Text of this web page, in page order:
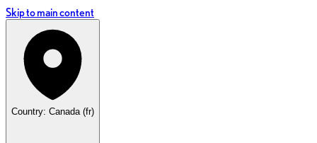
Skip to main content
Country: Canada (fr)